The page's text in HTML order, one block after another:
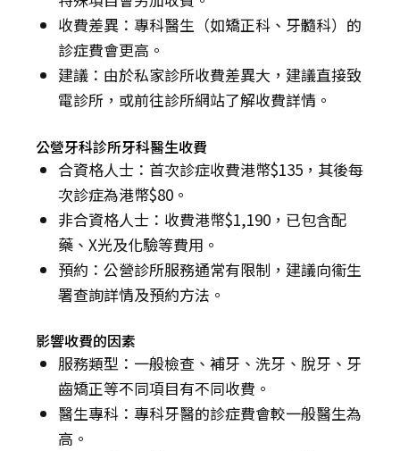
收費差異：專科醫生（如矯正科、牙髓科）的
診症費會更高。
建議：由於私家診所收費差異大，建議直接致
電診所，或前往診所網站了解收費詳情。
公營牙科診所牙科醫生收費
合資格人士：首次診症收費港幣$135，其後每
次診症為港幣$80。
非合資格人士：收費港幣$1,190，已包含配
藥、X光及化驗等費用。
預約：公營診所服務通常有限制，建議向衞生
署查詢詳情及預約方法。
影響收費的因素
服務類型：一般檢查、補牙、洗牙、脫牙、牙
齒矯正等不同項目有不同收費。
醫生專科：專科牙醫的診症費會較一般醫生為
高。